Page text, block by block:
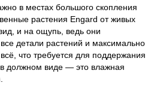
в местах большого скопления
растения Engard от живых
и на ощупь, ведь они
детали растений и максимально
что требуется для поддержания
в должном виде — это влажная